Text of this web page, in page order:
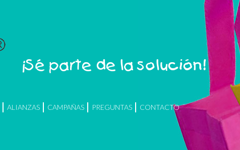
¡Sé parte de la solución!
ALIANZAS CAMPAÑAS PREGUNTAS CONTACTO